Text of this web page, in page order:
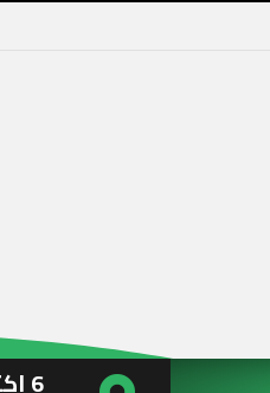
6 اكتوبر - المنطقه الصناعية